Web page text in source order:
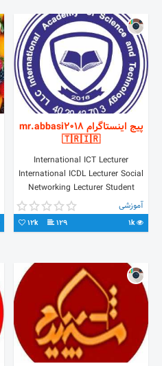
پیج اینستاگرام mr.abbasi2018
🇹🇷🇮🇷
International ICT Lecturer
International ICDL Lecturer Social
Networking Lecturer Student
Services📚 📗‏Author And Expert 📲
+989120377022 @Mr_abbasi2018
آموزشی
1k
129
12k